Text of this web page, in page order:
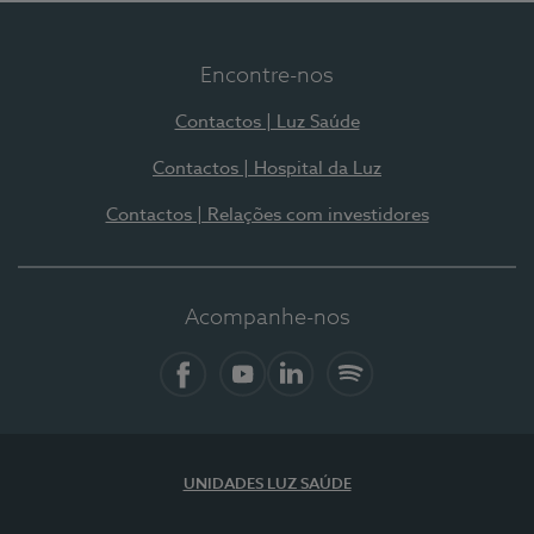
Encontre-nos
Contactos | Luz Saúde
Contactos | Hospital da Luz
Contactos | Relações com investidores
Acompanhe-nos
UNIDADES LUZ SAÚDE